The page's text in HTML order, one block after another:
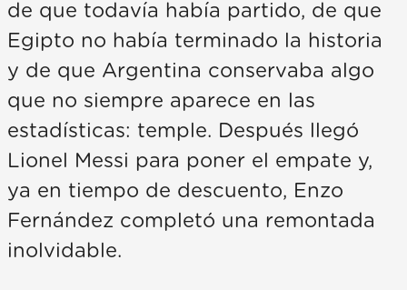
de que todavía había partido, de que
Egipto no había terminado la historia
y de que Argentina conservaba algo
que no siempre aparece en las
estadísticas: temple. Después llegó
Lionel Messi para poner el empate y,
ya en tiempo de descuento, Enzo
Fernández completó una remontada
inolvidable.